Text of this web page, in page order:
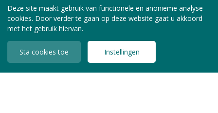
Deze site maakt gebruik van functionele en anonieme analyse
cookies. Door verder te gaan op deze website gaat u akkoord
met het gebruik hiervan.
Sta cookies toe Instellingen